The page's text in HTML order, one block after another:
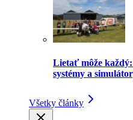
Lietať môže
systémy a
Všetky články